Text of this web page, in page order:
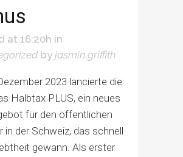
at 16:20h in
by jasmin.griffith
2023 lancierte die
Halbtax PLUS, ein neues
für den öffentlichen
in der Schweiz, das schnell
gewann. Als erster